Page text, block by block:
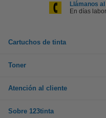
Llámanos
En días
Cartuchos de tinta
Toner
Atención al cliente
Sobre 123tinta